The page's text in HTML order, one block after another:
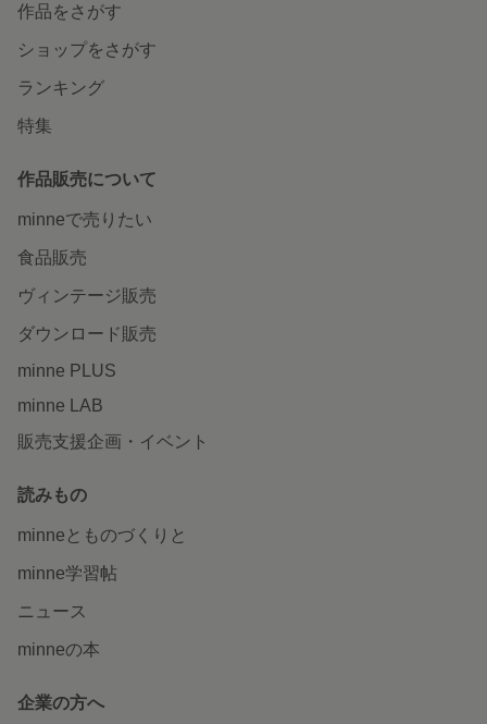
作品をさがす
ショップをさがす
ランキング
特集
作品販売について
minneで売りたい
食品販売
ヴィンテージ販売
ダウンロード販売
minne PLUS
minne LAB
販売支援企画・イベント
読みもの
minneとものづくりと
minne学習帖
ニュース
minneの本
企業の方へ